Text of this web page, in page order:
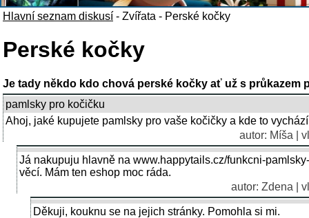
Hlavní seznam diskusí - Zvířata - Perské kočky
Perské kočky
Je tady někdo kdo chová perské kočky ať už s průkazem
pamlsky pro kočičku
Ahoj, jaké kupujete pamlsky pro vaše kočičky a kde to
autor: Míša |
Já nakupuju hlavně na www.happytails.cz/funkcni-
věcí. Mám ten eshop moc ráda.
autor: Zdena |
Děkuji, kouknu se na jejich stránky. Pomohla si mi.